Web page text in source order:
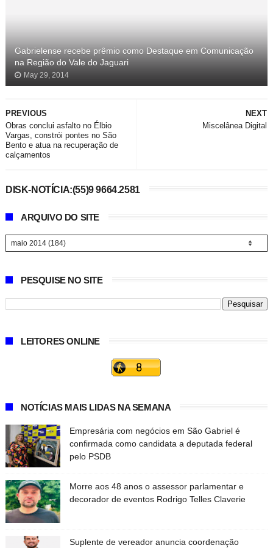
Gabrielense recebe prêmio como Destaque em Comunicação
na Região do Vale do Jaguari
May 29, 2014
NEXT
Miscelânea Digital
PREVIOUS
Obras conclui asfalto no Élbio
Vargas, constrói pontes no São
Bento e atua na recuperação de
calçamentos
DISK-NOTÍCIA:(55)9 9664.2581
ARQUIVO DO SITE
PESQUISE NO SITE
LEITORES ONLINE
NOTÍCIAS MAIS LIDAS NA SEMANA
Empresária com negócios em São Gabriel é
confirmada como candidata a deputada federal
pelo PSDB
Morre aos 48 anos o assessor parlamentar e
decorador de eventos Rodrigo Telles Claverie
Suplente de vereador anuncia coordenação